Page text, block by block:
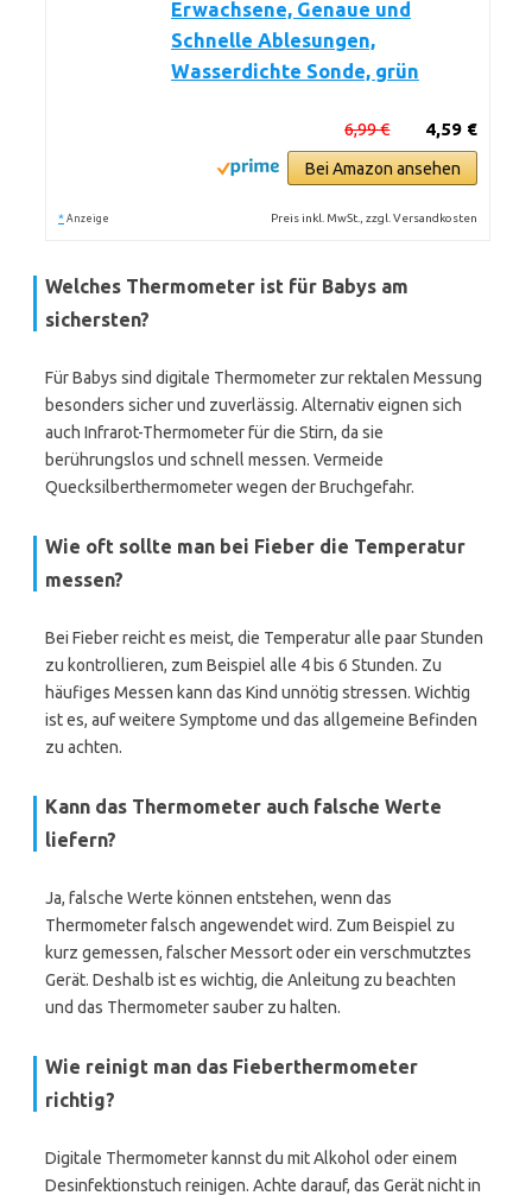
Erwachsene, Genaue und
Schnelle Ablesungen,
Wasserdichte Sonde, grün
4,59 €
6,99 €
Bei Amazon ansehen
* Anzeige Preis inkl. MwSt., zzgl. Versandkosten
Welches Thermometer ist für Babys am
sichersten?
Für Babys sind digitale Thermometer zur rektalen Messung
besonders sicher und zuverlässig. Alternativ eignen sich
auch Infrarot-Thermometer für die Stirn, da sie
berührungslos und schnell messen. Vermeide
Quecksilberthermometer wegen der Bruchgefahr.
Wie oft sollte man bei Fieber die Temperatur
messen?
Bei Fieber reicht es meist, die Temperatur alle paar Stunden
zu kontrollieren, zum Beispiel alle 4 bis 6 Stunden. Zu
häufiges Messen kann das Kind unnötig stressen. Wichtig
ist es, auf weitere Symptome und das allgemeine Befinden
zu achten.
Kann das Thermometer auch falsche Werte
liefern?
Ja, falsche Werte können entstehen, wenn das
Thermometer falsch angewendet wird. Zum Beispiel zu
kurz gemessen, falscher Messort oder ein verschmutztes
Gerät. Deshalb ist es wichtig, die Anleitung zu beachten
und das Thermometer sauber zu halten.
Wie reinigt man das Fieberthermometer
richtig?
Digitale Thermometer kannst du mit Alkohol oder einem
Desinfektionstuch reinigen. Achte darauf, das Gerät nicht in